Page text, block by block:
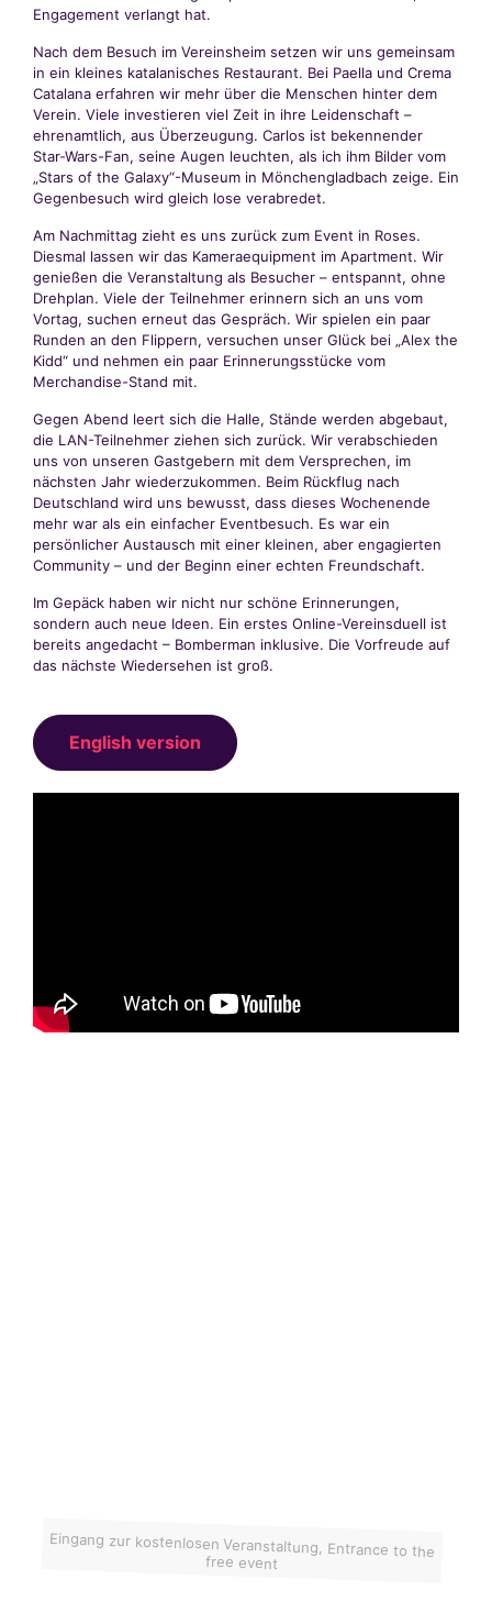
Engagement verlangt hat.
Nach dem Besuch im Vereinsheim setzen wir uns gemeinsam
in ein kleines katalanisches Restaurant. Bei Paella und Crema
Catalana erfahren wir mehr über die Menschen hinter dem
Verein. Viele investieren viel Zeit in ihre Leidenschaft –
ehrenamtlich, aus Überzeugung. Carlos ist bekennender
Star-Wars-Fan, seine Augen leuchten, als ich ihm Bilder vom
„Stars of the Galaxy“-Museum in Mönchengladbach zeige. Ein
Gegenbesuch wird gleich lose verabredet.
Am Nachmittag zieht es uns zurück zum Event in Roses.
Diesmal lassen wir das Kameraequipment im Apartment. Wir
genießen die Veranstaltung als Besucher – entspannt, ohne
Drehplan. Viele der Teilnehmer erinnern sich an uns vom
Vortag, suchen erneut das Gespräch. Wir spielen ein paar
Runden an den Flippern, versuchen unser Glück bei „Alex the
Kidd“ und nehmen ein paar Erinnerungsstücke vom
Merchandise-Stand mit.
Gegen Abend leert sich die Halle, Stände werden abgebaut,
die LAN-Teilnehmer ziehen sich zurück. Wir verabschieden
uns von unseren Gastgebern mit dem Versprechen, im
nächsten Jahr wiederzukommen. Beim Rückflug nach
Deutschland wird uns bewusst, dass dieses Wochenende
mehr war als ein einfacher Eventbesuch. Es war ein
persönlicher Austausch mit einer kleinen, aber engagierten
Community – und der Beginn einer echten Freundschaft.
Im Gepäck haben wir nicht nur schöne Erinnerungen,
sondern auch neue Ideen. Ein erstes Online-Vereinsduell ist
bereits angedacht – Bomberman inklusive. Die Vorfreude auf
das nächste Wiedersehen ist groß.
English version
Eingang zur kostenlosen Veranstaltung, Entrance to the
free event